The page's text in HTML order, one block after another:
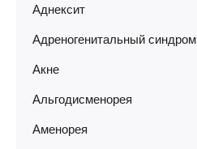
Аднексит
Адреногенитальный синдром
Акне
Альгодисменорея
Аменорея